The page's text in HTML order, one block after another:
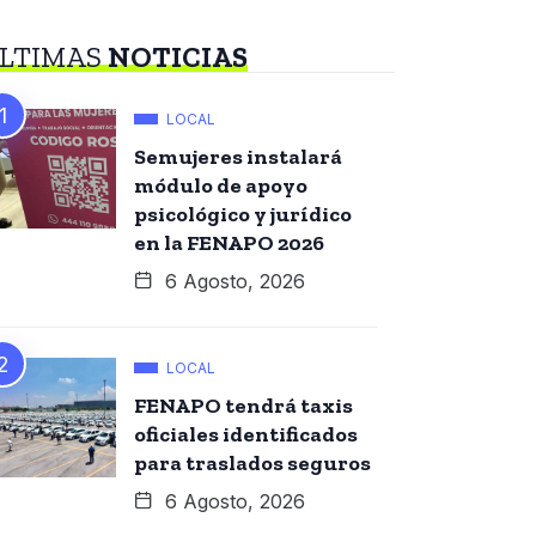
NOTICIAS
LOCAL
Semujeres instalará
módulo de apoyo
psicológico y jurídico
en la FENAPO 2026
6 Agosto, 2026
LOCAL
FENAPO tendrá taxis
oficiales identificados
para traslados seguros
6 Agosto, 2026